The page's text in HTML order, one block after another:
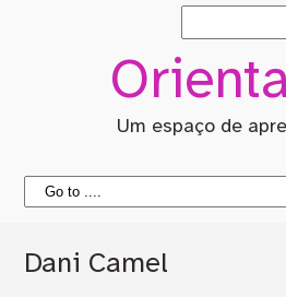
Um espaço de
Dani Camel